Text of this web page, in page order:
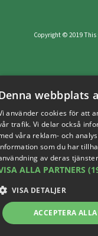
Copyright © 2019 This
webbplats
använder cookies för att
trafik. Vi delar också
våra reklam- och
som du har
av deras
ALLA PARTNERS
VISA DETALJER
ACCEPTERA ALLA